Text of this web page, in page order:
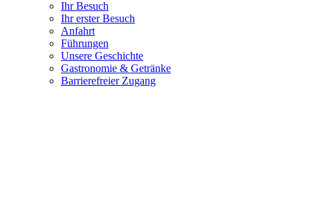
Ihr Besuch
Ihr erster Besuch
Anfahrt
Führungen
Unsere Geschichte
Gastronomie & Getränke
Barrierefreier Zugang